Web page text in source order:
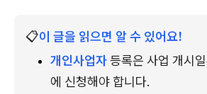
📋이 글을 읽으면 알 수 있어요!
개인사업자 등록은 사업 개시
에 신청해야 합니다.